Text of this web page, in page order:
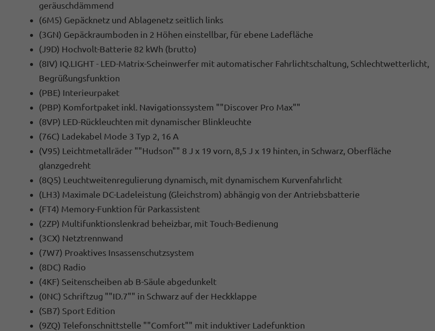
geräuschdämmend
(6M5) Gepäcknetz und Ablagenetz seitlich links
(3GN) Gepäckraumboden in 2 Höhen einstellbar, für ebene Ladefläche
(J9D) Hochvolt-Batterie 82 kWh (brutto)
(8IV) IQ.LIGHT - LED-Matrix-Scheinwerfer mit automatischer Fahrlichtschaltung, Schlechtwetterlicht,
Begrüßungsfunktion
(PBE) Interieurpaket
(PBP) Komfortpaket inkl. Navigationssystem ""Discover Pro Max""
(8VP) LED-Rückleuchten mit dynamischer Blinkleuchte
(76C) Ladekabel Mode 3 Typ 2, 16 A
(V95) Leichtmetallräder ""Hudson"" 8 J x 19 vorn, 8,5 J x 19 hinten, in Schwarz, Oberfläche
glanzgedreht
(8Q5) Leuchtweitenregulierung dynamisch, mit dynamischem Kurvenfahrlicht
(LH3) Maximale DC-Ladeleistung (Gleichstrom) abhängig von der Antriebsbatterie
(FT4) Memory-Funktion für Parkassistent
(2ZP) Multifunktionslenkrad beheizbar, mit Touch-Bedienung
(3CX) Netztrennwand
(7W7) Proaktives Insassenschutzsystem
(8DC) Radio
(4KF) Seitenscheiben ab B-Säule abgedunkelt
(0NC) Schriftzug ""ID.7"" in Schwarz auf der Heckklappe
(SB7) Sport Edition
(9ZQ) Telefonschnittstelle ""Comfort"" mit induktiver Ladefunktion